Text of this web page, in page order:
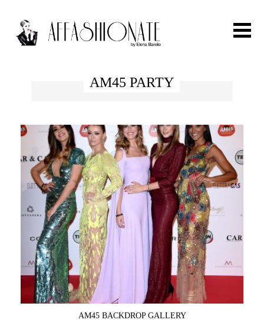
FASHION
OUTFIT
BEAUTY
TRAVEL
PARTIES
CELEB
AM45 PARTY
AM45 BACKDROP GALLERY